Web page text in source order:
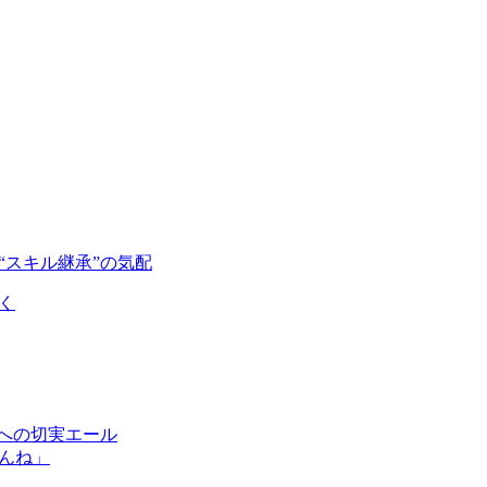
キル継承”の気配
の切実エール
ね」